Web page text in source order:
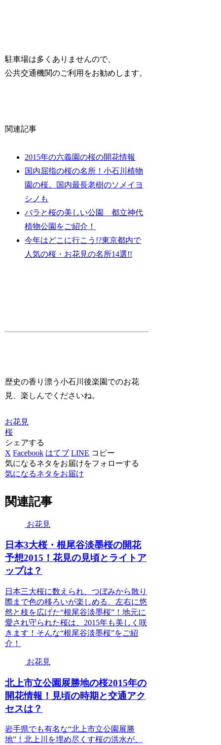
駐車場は多くありませんので、
公共交通機関のご利用をお勧めします。
関連記事
2015年の六義園の桜の開花情報
国内屈指の桜の名所！小石川植物
園の桜。国内最長老樹のソメイヨ
シノも
バラと桜の美しい公園 都立神代
植物公園をご紹介！
今年はどこに行こう!?東京都内で
人気の桜・お花見の名所14選!!
歴史の香り漂う小石川後楽園でのお花
見、楽しんでくださいね。
お花見
桜
シェアする
X Facebook はてブ LINE コピー
気になるネタをお届けをフォローする
気になるネタをお届け
関連記事
お花見
日本3大桜・根尾谷淡墨桜の開花
予想2015！花見の見頃とライトア
ップは？
日本三大桜に数えられ、つぼみから散り
際まで色の移ろいが楽しめる、左右に悠
然と枝を広げた“根尾谷淡墨桜”！地元に
愛され守られた桜は、2015年も美しく咲
きます！そんな“根尾谷淡墨桜”をご紹
介！
お花見
北上市立公園展勝地の桜2015年の
開花情報！見頃の時期と交通アク
セスは？
岩手県でも有名な“北上市立公園展勝
地”！北上川を埋め尽くす桜の洪水が、